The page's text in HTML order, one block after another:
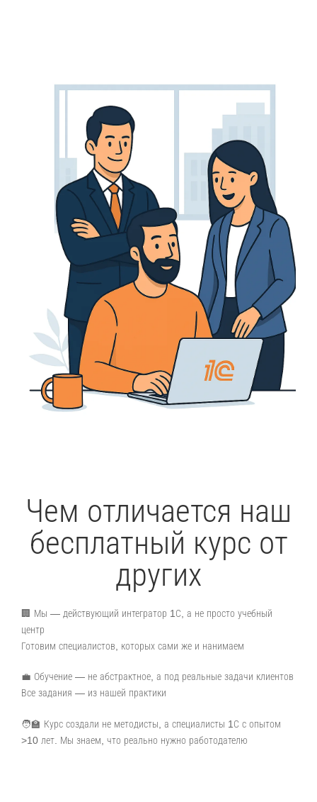
Чем отличается наш
бесплатный курс от
других
🏢 Мы — действующий интегратор 1С, а не просто учебный
центр
Готовим специалистов, которых сами же и нанимаем
💼 Обучение — не абстрактное, а под реальные задачи клиентов
Все задания — из нашей практики
🧑‍🏫 Курс создали не методисты, а специалисты 1С с опытом
>10 лет. Мы знаем, что реально нужно работодателю